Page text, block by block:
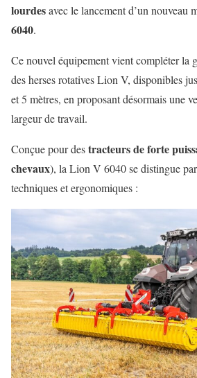
lourdesavec le lancement d’un nouveau
6040.
Ce nouvel équipement vient compléter la
des herses rotatives Lion V, disponibles
et 5 mètres, en proposant désormais une
largeur de travail.
Conçue pour destracteurs de forte
chevaux), la Lion V 6040 se distingue
techniques et ergonomiques :